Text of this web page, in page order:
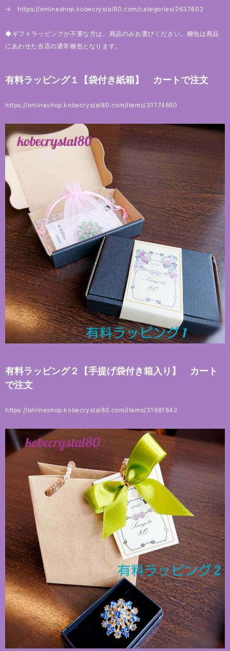
→ https://onlineshop.kobecrystal80.com/categories/2637402
◆ギフトラッピングが不要な方は、商品のみお選びください。梱包は商品
にあわせた当店の通常梱包となります。
有料ラッピング１【袋付き紙箱】 カートで注文
https://onlineshop.kobecrystal80.com/items/31174660
有料ラッピング２【手提げ袋付き箱入り】 カート
で注文
https://onlineshop.kobecrystal80.com/items/31681842